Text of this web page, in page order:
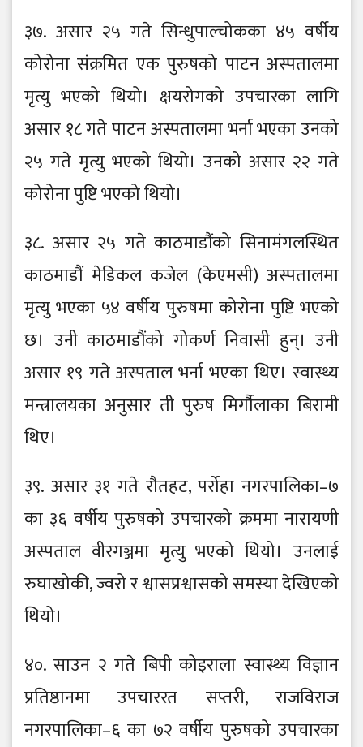
३७. असार २५ गते सिन्धुपाल्चोकका ४५ वर्षीय
कोरोना संक्रमित एक पुरुषको पाटन अस्पतालमा
मृत्यु भएको थियो। क्षयरोगको उपचारका लागि
असार १८ गते पाटन अस्पतालमा भर्ना भएका उनको
२५ गते मृत्यु भएको थियो। उनको असार २२ गते
कोरोना पुष्टि भएको थियो।
३८. असार २५ गते काठमाडौंको सिनामंगलस्थित
काठमाडौं मेडिकल कजेल (केएमसी) अस्पतालमा
मृत्यु भएका ५४ वर्षीय पुरुषमा कोरोना पुष्टि भएको
छ। उनी काठमाडौंको गोकर्ण निवासी हुन्। उनी
असार १९ गते अस्पताल भर्ना भएका थिए। स्वास्थ्य
मन्त्रालयका अनुसार ती पुरुष मिर्गौलाका बिरामी
थिए।
३९. असार ३१ गते रौतहट, पर्रोहा नगरपालिका–७
का ३६ वर्षीय पुरुषको उपचारको क्रममा नारायणी
अस्पताल वीरगञ्जमा मृत्यु भएको थियो। उनलाई
रुघाखोकी, ज्वरो र श्वासप्रश्वासको समस्या देखिएको
थियो।
४०. साउन २ गते बिपी कोइराला स्वास्थ्य विज्ञान
प्रतिष्ठानमा उपचाररत सप्तरी, राजविराज
नगरपालिका–६ का ७२ वर्षीय पुरुषको उपचारका